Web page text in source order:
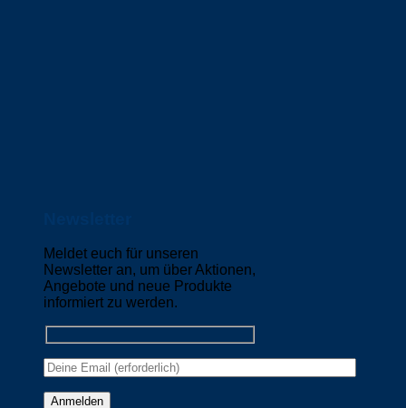
Meldet euch für unseren
Newsletter an, um über Aktionen,
Angebote und neue Produkte
informiert zu werden.
Please leave this field empty.